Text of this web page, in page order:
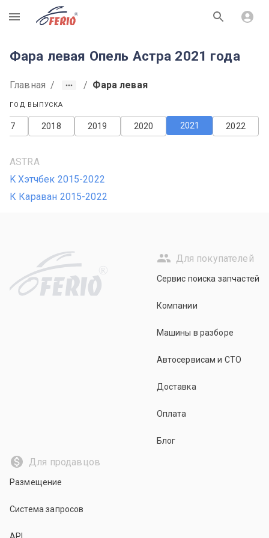
R
Фара левая Опель Астра 2021 года
Главная / / Фара левая
ГОД ВЫПУСКА
2022
2021
2020
2019
2018
ASTRA
K Хэтчбек 2015-2022
К Караван 2015-2022
R
Для покупателей
Сервис поиска запчастей
Компании
Машины в разборе
Автосервисам и СТО
Доставка
Оплата
Блог
Для продавцов
Размещение
Система запросов